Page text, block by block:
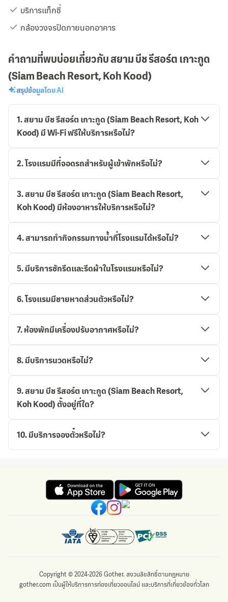
บริการแท็กซี่
กล้องวงจรปิดภายนอกอาคาร
คำถามที่พบบ่อยเกี่ยวกับ สยาม บีช รีสอร์ต เกาะกูด
(Siam Beach Resort, Koh Kood)
สรุปข้อมูลโดย AI
1.สยาม บีช รีสอร์ต เกาะกูด (Siam Beach Resort, Koh
Kood) มี Wi-Fi ฟรีให้บริการหรือไม่?
2.โรงแรมมีที่จอดรถสำหรับผู้เข้าพักหรือไม่?
3.สยาม บีช รีสอร์ต เกาะกูด (Siam Beach Resort,
Koh Kood) มีห้องอาหารให้บริการหรือไม่?
4.สามารถทำกิจกรรมทางน้ำที่โรงแรมได้หรือไม่?
5.มีบริการซักรีดและรีดผ้าในโรงแรมหรือไม่?
6.โรงแรมมีชายหาดส่วนตัวหรือไม่?
7.ห้องพักมีเครื่องปรับอากาศหรือไม่?
8.มีบริการนวดหรือไม่?
9.สยาม บีช รีสอร์ต เกาะกูด (Siam Beach Resort,
Koh Kood) ตั้งอยู่ที่ใด?
10.มีบริการจองตั๋วหรือไม่?
Copyright © 2024-2026 Gother. สงวนลิขสิทธิ์ตามกฎหมาย
gother.com เป็นผู้ให้บริการการท่องเที่ยวออนไลน์ และบริการที่เกี่ยวข้องทั่วโลก